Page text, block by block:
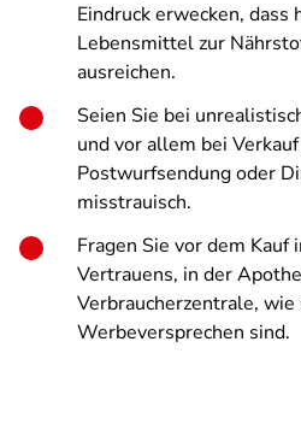
Eindruck erwecken, dass
Lebensmittel zur
ausreichen.
Seien Sie bei
und vor allem bei
Postwurfsendung oder
misstrauisch.
Fragen Sie vor dem Kauf
Vertrauens, in der
Verbraucherzentrale, wie
Werbeversprechen sind.